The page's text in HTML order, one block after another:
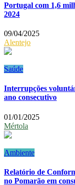
Portugal com 1,6
2024
09/04/2025
Alentejo
Saúde
Interrupções
ano consecutivo
01/01/2025
Mértola
Ambiente
Relatório de
no Pomarão em